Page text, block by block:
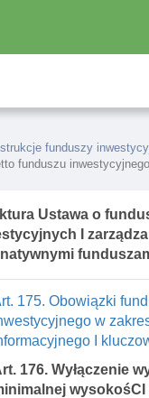
funduszy
funduszu
Ustawa o
I
Art. 171. Tworzenie I
172. Oznaczenia w
173. Wnioski o
I
uczestnictwa
175. Obowiązki
w
I
176. Wyłączenie